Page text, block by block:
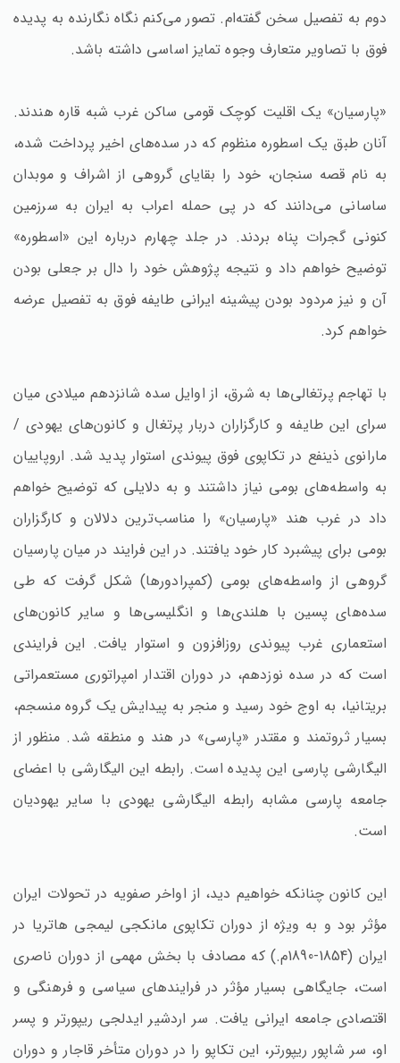
دوم به تفصیل سخن گفته‌ام. تصور می‌کنم نگاه نگارنده به پدیده
فوق با تصاویر متعارف وجوه تمایز اساسی داشته باشد.
«پارسیان» یک اقلیت کوچک قومی ساکن غرب شبه قاره هندند.
آنان طبق یک اسطوره منظوم که در سده‌های اخیر پرداخت شده،
به نام قصه سنجان، خود را بقایای گروهی از اشراف و موبدان
ساسانی می‌دانند که در پی حمله اعراب به ایران به سرزمین
کنونی گجرات پناه بردند. در جلد چهارم درباره این «اسطوره»
توضیح خواهم داد و نتیجه پژوهش خود را دال بر جعلی بودن
آن و نیز مردود بودن پیشینه ایرانی طایفه فوق به تفصیل عرضه
خواهم کرد.
با تهاجم پرتغالی‌ها به شرق، از اوایل سده شانزدهم میلادی میان
سرای این طایفه و کارگزاران دربار پرتغال و کانون‌های یهودی /
مارانوی ذینفع در تکاپوی فوق پیوندی استوار پدید شد. اروپاییان
به واسطه‌های بومی نیاز داشتند و به دلایلی که توضیح خواهم
داد در غرب هند «پارسیان» را مناسب‌ترین دلالان و کارگزاران
بومی برای پیشبرد کار خود یافتند. در این فرایند در میان پارسیان
گروهی از واسطه‌های بومی (کمپرادورها) شکل گرفت که طی
سده‌های پسین با هلندی‌ها و انگلیسی‌ها و سایر کانون‌های
استعماری غرب پیوندی روزافزون و استوار یافت. این فرایندی
است که در سده نوزدهم، در دوران اقتدار امپراتوری مستعمراتی
بریتانیا، به اوج خود رسید و منجر به پیدایش یک گروه منسجم،
بسیار ثروتمند و مقتدر «پارسی» در هند و منطقه شد. منظور از
الیگارشی پارسی این پدیده است. رابطه این الیگارشی با اعضای
جامعه پارسی مشابه رابطه الیگارشی یهودی با سایر یهودیان
است.
این کانون چنانکه خواهیم دید، از اواخر صفویه در تحولات ایران
مؤثر بود و به ویژه از دوران تکاپوی مانکجی لیمجی هاتریا در
ایران (1854-1890م.) که مصادف با بخش مهمی از دوران ناصری
است، جایگاهی بسیار مؤثر در فرایندهای سیاسی و فرهنگی و
اقتصادی جامعه ایرانی یافت. سر اردشیر ایدلجی ریپورتر و پسر
او، سر شاپور ریپورتر، این تکاپو را در دوران متأخر قاجار و دوران